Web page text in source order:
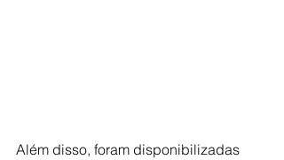
Além disso, foram disponibilizadas